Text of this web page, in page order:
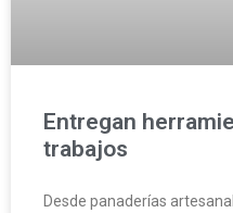
Entregan
trabajos
Desde panaderías